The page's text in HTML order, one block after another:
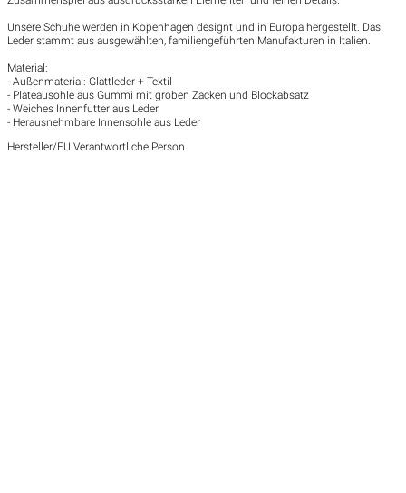
Unsere Schuhe werden in Kopenhagen designt und in Europa hergestellt. Das
Leder stammt aus ausgewählten, familiengeführten Manufakturen in Italien.
Material:
- Außenmaterial: Glattleder + Textil
- Plateausohle aus Gummi mit groben Zacken und Blockabsatz
- Weiches Innenfutter aus Leder
- Herausnehmbare Innensohle aus Leder
Hersteller/EU Verantwortliche Person